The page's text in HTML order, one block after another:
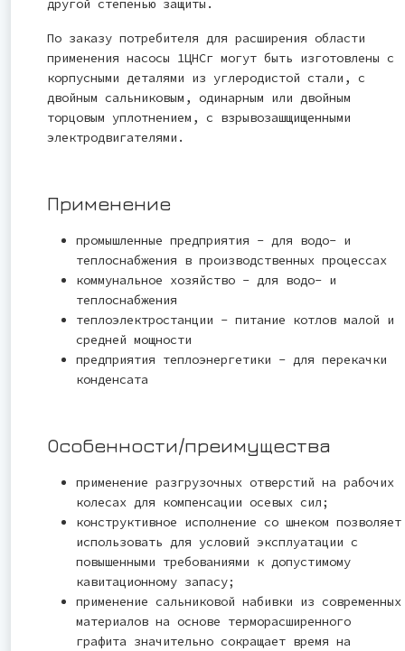
другой степенью защиты.
По заказу потребителя для расширения области
применения насосы 1ЦНСг могут быть изготовлены с
корпусными деталями из углеродистой стали, с
двойным сальниковым, одинарным или двойным
торцовым уплотнением, с взрывозашщищенными
электродвигателями.
Применение
промышленные предприятия - для водо- и
теплоснабжения в производственных процессах
коммунальное хозяйство - для водо- и
теплоснабжения
теплоэлектростанции - питание котлов малой и
средней мощности
предприятия теплоэнергетики - для перекачки
конденсата
Особенности/преимущества
применение разгрузочных отверстий на рабочих
колесах для компенсации осевых сил;
конструктивное исполнение со шнеком позволяет
использовать для условий эксплуатации с
повышенными требованиями к допустимому
кавитационному запасу;
применение сальниковой набивки из современных
материалов на основе терморасширенного
графита значительно сокращает время на